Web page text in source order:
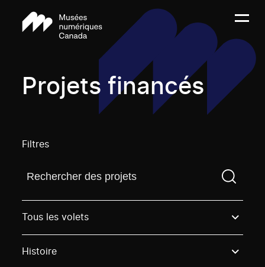
Projets financés
Filtres
Trouvez un projetVous devez saisir un terme de
Tous les volets
Histoire